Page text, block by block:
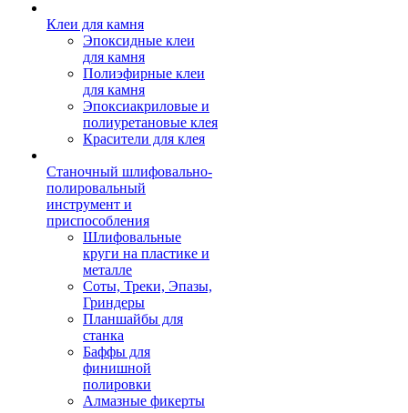
Клеи для камня
Эпоксидные клеи
для камня
Полиэфирные клеи
для камня
Эпоксиакриловые и
полиуретановые клея
Красители для клея
Станочный шлифовально-
полировальный
инструмент и
приспособления
Шлифовальные
круги на пластике и
металле
Соты, Треки, Эпазы,
Гриндеры
Планшайбы для
станка
Баффы для
финишной
полировки
Алмазные фикерты